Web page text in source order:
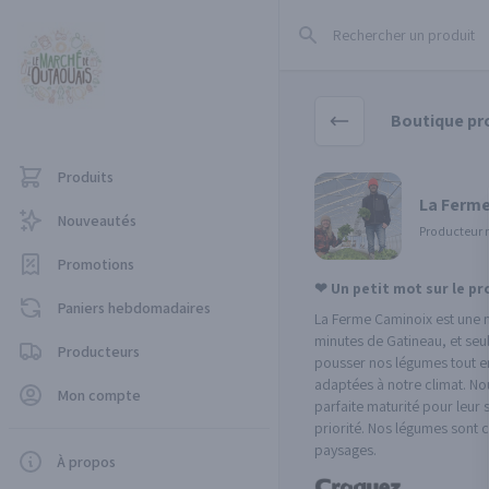
Produits
Nouveautés
Promotions
Paniers hebdomadaires
Producteurs
Mon compte
À propos
Boutique
La
Producteur
❤ Un petit mot sur le
La Ferme Caminoix est
minutes de Gatineau, et
pousser nos légumes tout
adaptées à notre climat.
parfaite maturité pour leur
priorité. Nos légumes sont
paysages.